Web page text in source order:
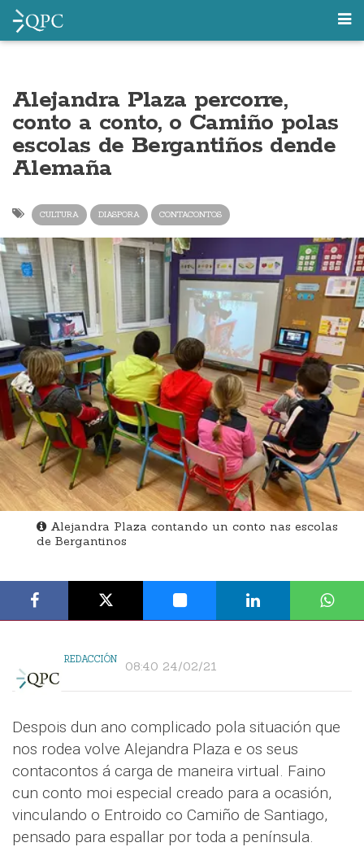
Alejandra Plaza percorre,
conto a conto, o Camiño polas
escolas de Bergantiños dende
Alemaña
CULTURA DIASPORA CONTACONTOS
Alejandra Plaza contando un conto nas escolas
de Bergantinos
REDACCIÓN 08:40 24/02/21
Despois dun ano complicado pola situación que
nos rodea volve Alejandra Plaza e os seus
contacontos á carga de maneira virtual. Faino
cun conto moi especial creado para a ocasión,
vinculando o Entroido co Camiño de Santiago,
pensado para espallar por toda a península.